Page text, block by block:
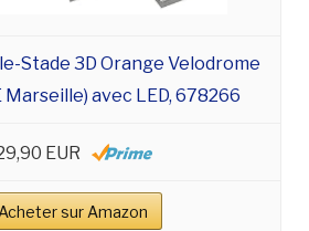
Stade 3D Orange Velodrome
Marseille) avec LED, 678266
EUR
sur Amazon